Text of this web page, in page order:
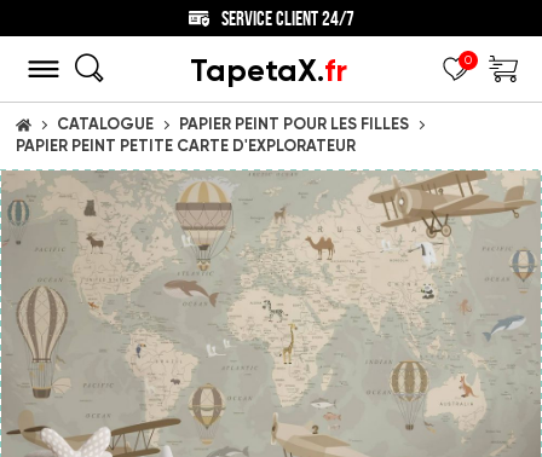
SERVICE CLIENT 24/7
TapetaX.fr 0
ACCUEILCATALOGUE
PAPIER PEINT POUR LES FILLES
PAPIER PEINT PETITE CARTE D'EXPLORATEUR